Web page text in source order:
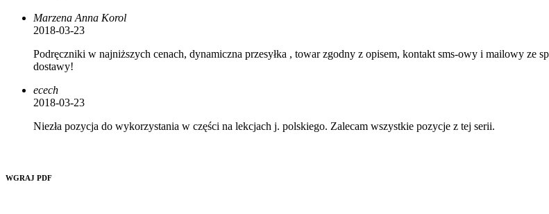
Marzena Anna Korol
2018-03-23
Podręczniki w najniższych cenach, dynamiczna przesyłka , towar zgodny z opisem, kontakt sms-owy i mailowy ze
dostawy!
ecech
2018-03-23
Niezła pozycja do wykorzystania w części na lekcjach j. polskiego. Zalecam wszystkie pozycje z tej serii.
WGRAJ PDF